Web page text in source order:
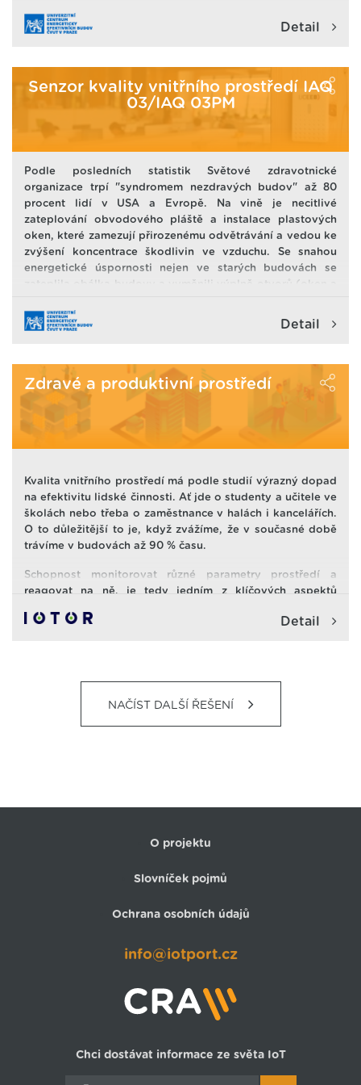
Detail
Senzor kvality vnitřního prostředí IAQ
03/IAQ 03PM
Podle posledních statistik Světové zdravotnické
organizace trpí "syndromem nezdravých budov" až 80
procent lidí v USA a Evropě. Na vině je necitlivé
zateplování obvodového pláště a instalace plastových
oken, které zamezují přirozenému odvětrávání a vedou ke
zvýšení koncentrace škodlivin ve vzduchu. Se snahou
energetické úspornosti nejen ve starých budovách se
zateplila obálka budovy a vyměnili výplně otvorů (oken a
přes netěstnosti v obálce budovy. To je dobré pro
zamezení tepelných ztrát, ale špatné pro vnitřní prostředí.
"vydýchá" i za 20 minut. Takže pak jsou žáci a učitelé
vystavení vlivu nejen vysoké koncentrace CO2.
Hygienické limity koncentrace CO2 jsou překračovány až
5-ti násobně. Což má velmi negativní vliv zdraví a
aktuální stav člověka.
Detail
Zdravé a produktivní prostředí
Kvalita vnitřního prostředí má podle studií výrazný dopad
na efektivitu lidské činnosti. Ať jde o studenty a učitele ve
školách nebo třeba o zaměstnance v halách i kancelářích.
O to důležitější to je, když zvážíme, že v současné době
trávíme v budovách až 90 % času.
Schopnost monitorovat různé parametry prostředí a
reagovat na ně, je tedy jedním z klíčových aspektů
skladů, obchodů, zdravotnických zařízení
a dalších
se dala zajistit nebo nastavit konkrétní akce
na základě různých vstupů.
Proto společnost iotor a. s. vytvořila systém, pomocí
Detail
NAČÍST DALŠÍ ŘEŠENÍ
O projektu
Slovníček pojmů
Ochrana osobních údajů
info@iotport.cz
Chci dostávat informace ze světa IoT